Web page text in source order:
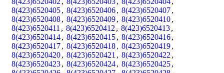
8(423)6520405, 8(423)6520406, 8(423)6520407,
8(423)6520408, 8(423)6520409, 8(423)6520410,
8(423)6520411 , 8(423)6520412 , 8(423)6520413,
8(423)6520414, 8(423)6520415, 8(423)6520416,
8(423)6520417, 8(423)6520418, 8(423)6520419,
8(423)6520420, 8(423)6520421 , 8(423)6520422 ,
8(423)6520423, 8(423)6520424, 8(423)6520425,